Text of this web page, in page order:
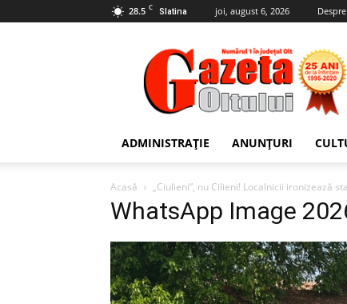
28.5 C Slatina joi, august 6, 2026
Gazeta
Oltului
ADMINISTRAȚIE ANUNȚURI
Acasă „Ciulieni”, nu Cilieni! Localnicii ironizează
WhatsApp Image